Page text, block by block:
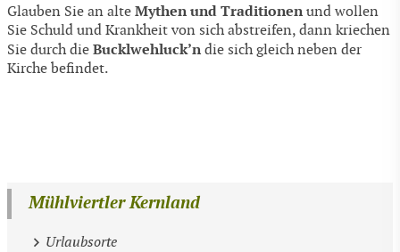
Glauben Sie an alte Mythen und Traditionen und wollen
Sie Schuld und Krankheit von sich abstreifen, dann kriechen
Sie durch die Bucklwehluck’n die sich gleich neben der
Kirche befindet.
Mühlviertler Kernland
Urlaubsorte